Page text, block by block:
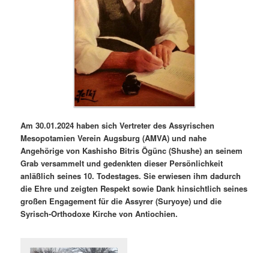
Am 30.01.2024 haben sich Vertreter des Assyrischen
Mesopotamien Verein Augsburg (AMVA) und nahe
Angehörige von Kashisho Bitris Ögünc (Shushe) an seinem
Grab versammelt und gedenkten dieser Persönlichkeit
anläßlich seines 10. Todestages. Sie erwiesen ihm dadurch
die Ehre und zeigten Respekt sowie Dank hinsichtlich seines
großen Engagement für die Assyrer (Suryoye) und die
Syrisch-Orthodoxe Kirche von Antiochien.